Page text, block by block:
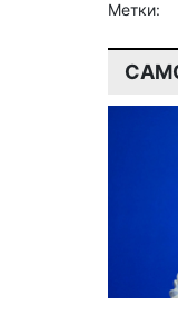
Метки: